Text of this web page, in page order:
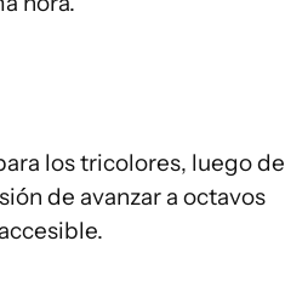
los tricolores, luego de
de avanzar a octavos